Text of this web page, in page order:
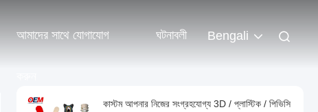
আমাদের সাথে যোগাযোগ ঘটনাবলী Bengali
কাস্টম আপনার নিজের সংগ্রহযোগ্য 3D / প্লাস্টিক / পিভিসি